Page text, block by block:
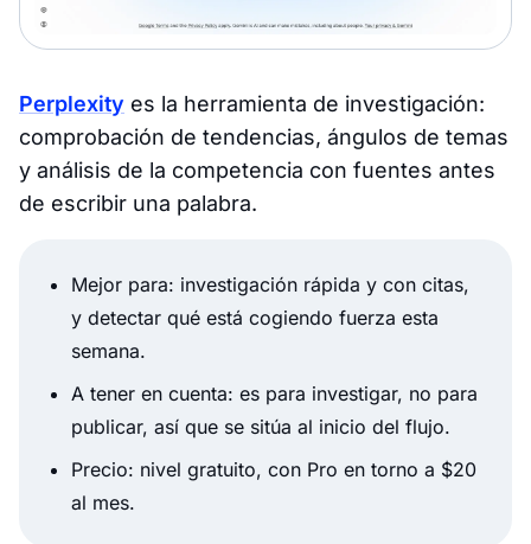
Perplexity es la herramienta de investigación:
comprobación de tendencias, ángulos de temas
y análisis de la competencia con fuentes antes
de escribir una palabra.
Mejor para: investigación rápida y con citas,
y detectar qué está cogiendo fuerza esta
semana.
A tener en cuenta: es para investigar, no para
publicar, así que se sitúa al inicio del flujo.
Precio: nivel gratuito, con Pro en torno a $20
al mes.